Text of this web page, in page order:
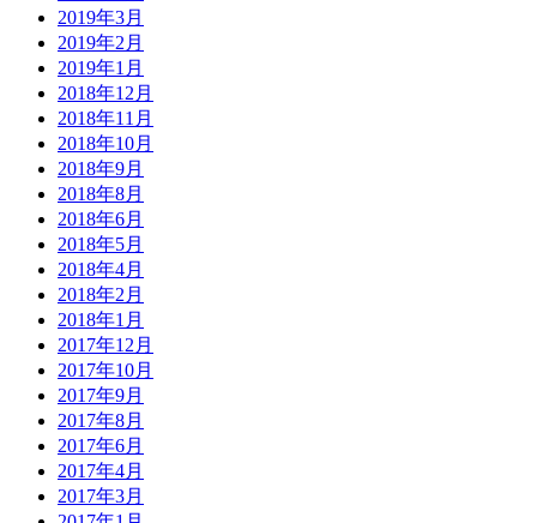
2019年3月
2019年2月
2019年1月
2018年12月
2018年11月
2018年10月
2018年9月
2018年8月
2018年6月
2018年5月
2018年4月
2018年2月
2018年1月
2017年12月
2017年10月
2017年9月
2017年8月
2017年6月
2017年4月
2017年3月